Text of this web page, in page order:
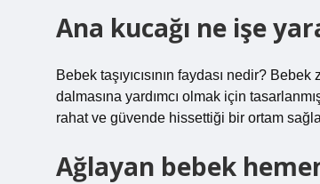
Ana kucağı ne işe
Bebek taşıyıcısının faydası nedir?
dalmasına yardımcı olmak için
rahat ve güvende hissettiği bir ortam
Ağlayan bebek